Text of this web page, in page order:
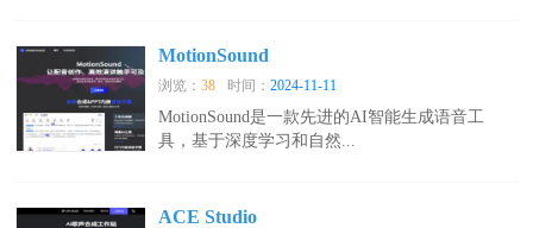
MotionSound
浏览：38 时间：2024-11-11
MotionSound是一款先进的AI智能生成语音工
具，基于深度学习和自然...
ACE Studio